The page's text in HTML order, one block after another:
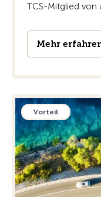
TCS-Mitglied von
Mehr
Vorteil